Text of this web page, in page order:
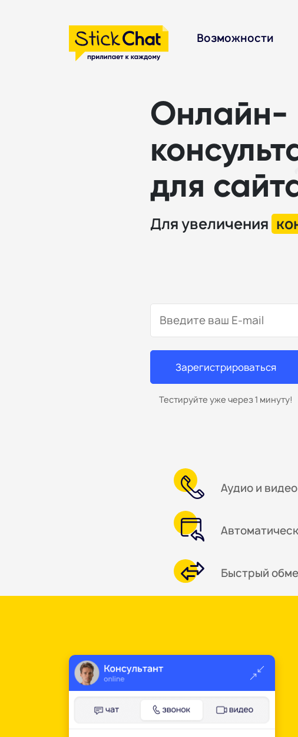
Возможности
Онлайн-
для
Для увеличения
Зарегистрироваться
Тестируйте уже через1 минуту!
Аудио и
Быстрый